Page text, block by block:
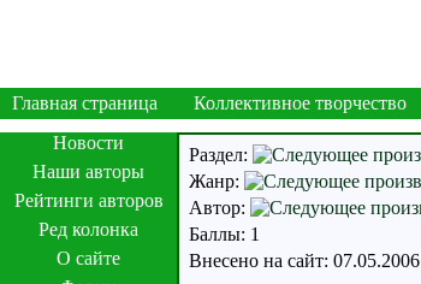
Главная страница Коллективное творчество
Новости
Наши авторы
Рейтинги авторов
Ред колонка
О сайте
Раздел:
Жанр:
Автор:
Баллы: 1
Внесено на сайт: 07.05.2006